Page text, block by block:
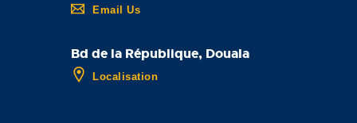
Email Us
Bd de la République, Douala
Localisation